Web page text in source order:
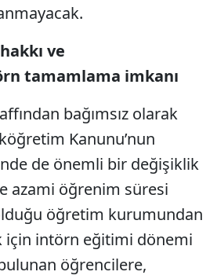
ve
tamamlama imkanı
bağımsız olarak
Kanunu’nun
de önemli bir değişiklik
azami öğrenim süresi
öğretim kurumundan
için intörn eğitimi dönemi
öğrencilere,